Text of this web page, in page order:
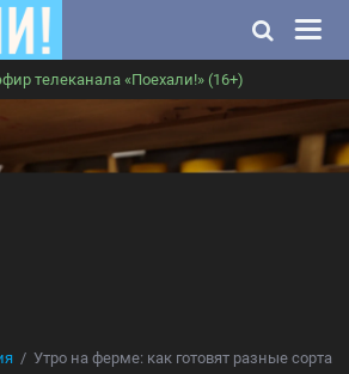
телеканала «Поехали!» (16+)
Утро на ферме: как готовят разные сорта